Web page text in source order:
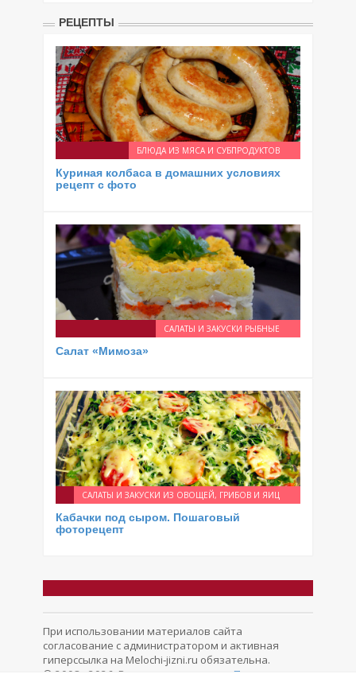
РЕЦЕПТЫ
БЛЮДА ИЗ МЯСА И СУБПРОДУКТОВ
Куриная колбаса в домашних условиях
рецепт с фото
САЛАТЫ И ЗАКУСКИ РЫБНЫЕ
Салат «Мимоза»
САЛАТЫ И ЗАКУСКИ ИЗ ОВОЩЕЙ, ГРИБОВ И ЯИЦ
Кабачки под сыром. Пошаговый
фоторецепт
При использовании материалов сайта
согласование с администратором и активная
гиперссылка на Melochi-jizni.ru обязательна.
© 2008 - 2026. Все права защищены. Политика